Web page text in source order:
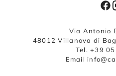
Via Antonio
48012 Villanova di
Tel. +39
Email